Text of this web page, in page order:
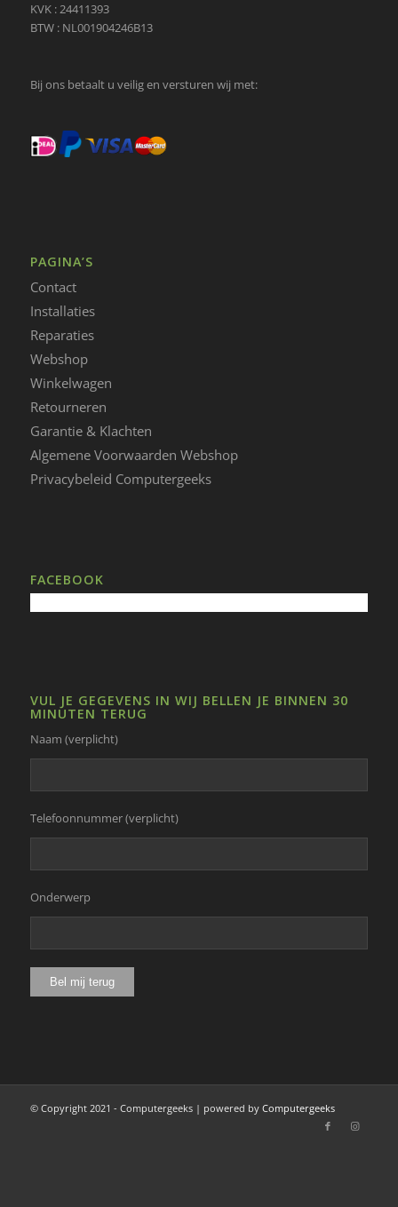
KVK : 24411393
BTW : NL001904246B13
Bij ons betaalt u veilig en versturen wij met:
PAGINA’S
Contact
Installaties
Reparaties
Webshop
Winkelwagen
Retourneren
Garantie & Klachten
Algemene Voorwaarden Webshop
Privacybeleid Computergeeks
FACEBOOK
VUL JE GEGEVENS IN WIJ BELLEN JE BINNEN 30
MINUTEN TERUG
Naam (verplicht)
Telefoonnummer (verplicht)
Onderwerp
© Copyright 2021 - Computergeeks | powered by Computergeeks